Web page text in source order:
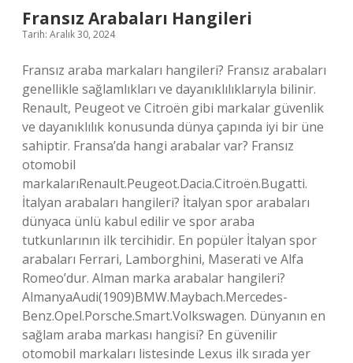
Fransız Arabaları Hangileri
Tarih: Aralık 30, 2024
Fransız araba markaları hangileri? Fransız arabaları
genellikle sağlamlıkları ve dayanıklılıklarıyla bilinir.
Renault, Peugeot ve Citroën gibi markalar güvenlik
ve dayanıklılık konusunda dünya çapında iyi bir üne
sahiptir. Fransa’da hangi arabalar var? Fransız
otomobil
markalarıRenault.Peugeot.Dacia.Citroën.Bugatti.
İtalyan arabaları hangileri? İtalyan spor arabaları
dünyaca ünlü kabul edilir ve spor araba
tutkunlarının ilk tercihidir. En popüler İtalyan spor
arabaları Ferrari, Lamborghini, Maserati ve Alfa
Romeo’dur. Alman marka arabalar hangileri?
AlmanyaAudi(1909)BMW.Maybach.Mercedes-
Benz.Opel.Porsche.Smart.Volkswagen. Dünyanın en
sağlam araba markası hangisi? En güvenilir
otomobil markaları listesinde Lexus ilk sırada yer